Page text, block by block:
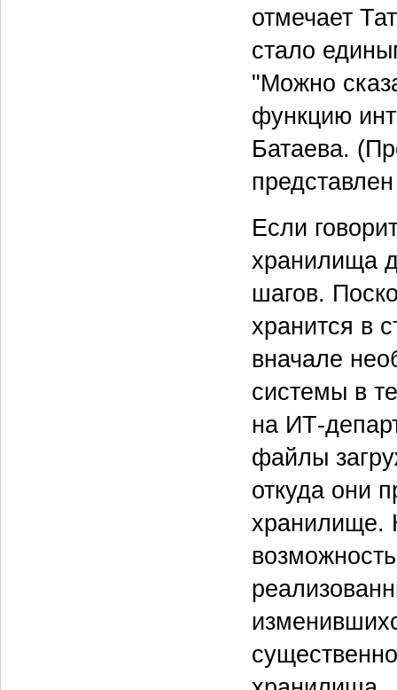
отмечает
стало
"Можно
функцию
Батаева.
Если
хранилища
шагов.
хранится в
вначале
системы в
на ИТ-
файлы
откуда они
хранилище.